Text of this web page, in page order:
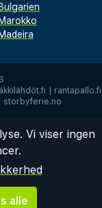
äkkilähdöt.fi | rantapallo.fi
storbyferie.no
Vi viser ingen
alle